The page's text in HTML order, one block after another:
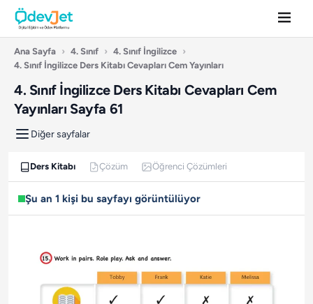
Ana Sayfa › 4. Sınıf › 4. Sınıf İngilizce ›
4. Sınıf İngilizce Ders Kitabı Cevapları Cem Yayınları
4. Sınıf İngilizce Ders Kitabı Cevapları Cem
Yayınları Sayfa 61
Diğer sayfalar
Ders Kitabı Çözüm Öğrenci Çözümleri
Şu an 1 kişi bu sayfayı görüntülüyor